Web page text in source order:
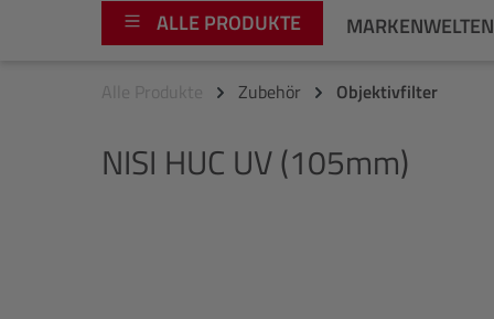
ALLE PRODUKTE MARKENWELTEN
Video
Fujifilm
Alle Produkte Zubehör Objektivfilter
NISI HUC UV (105mm)